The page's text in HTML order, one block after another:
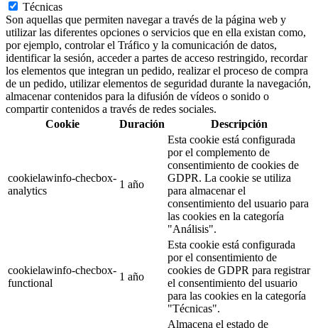
Técnicas
Son aquellas que permiten navegar a través de la página web y
utilizar las diferentes opciones o servicios que en ella existan como,
por ejemplo, controlar el Tráfico y la comunicación de datos,
identificar la sesión, acceder a partes de acceso restringido, recordar
los elementos que integran un pedido, realizar el proceso de compra
de un pedido, utilizar elementos de seguridad durante la navegación,
almacenar contenidos para la difusión de vídeos o sonido o
compartir contenidos a través de redes sociales.
Cookie
Duración Descripción
cookielawinfo-checbox-
analytics
1 año
Esta cookie está configurada
por el complemento de
consentimiento de cookies de
GDPR. La cookie se utiliza
para almacenar el
consentimiento del usuario para
las cookies en la categoría
"Análisis".
cookielawinfo-checbox-
functional
1 año
Esta cookie está configurada
por el consentimiento de
cookies de GDPR para registrar
el consentimiento del usuario
para las cookies en la categoría
"Técnicas".
Almacena el estado de